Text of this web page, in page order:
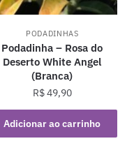
PODADINHAS
Podadinha – Rosa do
Deserto White Angel
(Branca)
R$49,90
Adicionar ao carrinho